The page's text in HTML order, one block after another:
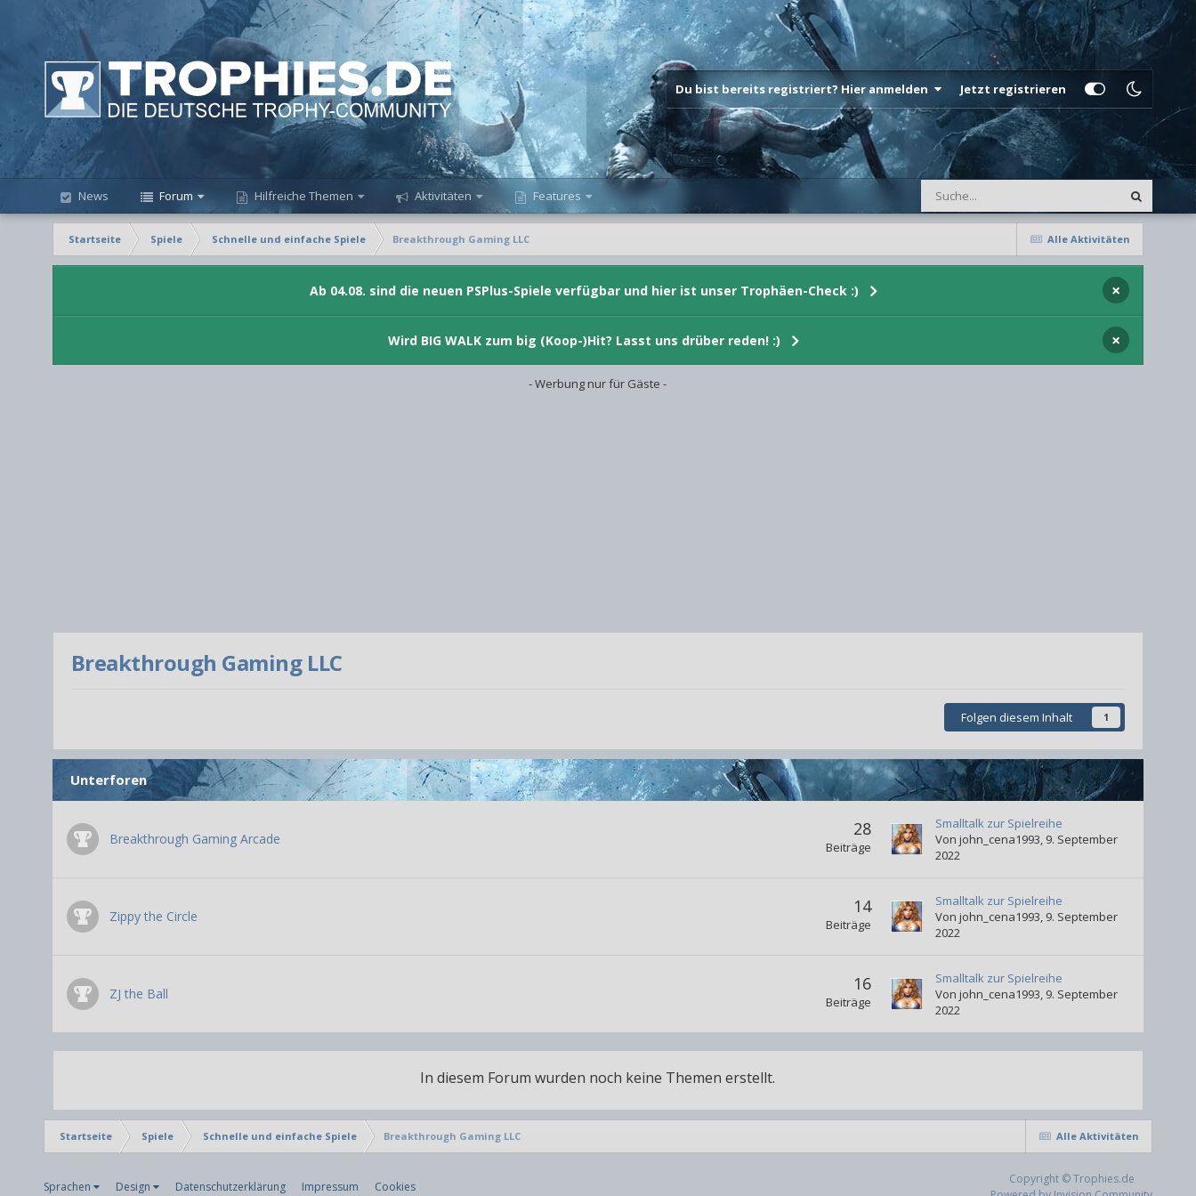
Du bist bereits registriert? Hier anmelden Jetzt registrieren
News Forum Hilfreiche Themen Aktivitäten Features
Alle Aktivitäten
Startseite Spiele Schnelle und einfache Spiele Breakthrough Gaming LLC
Ab 04.08. sind die neuen PSPlus-Spiele verfügbar und hier ist unser Trophäen-Check :) ×
Wird BIG WALK zum big (Koop-)Hit? Lasst uns drüber reden! :) ×
- Werbung nur für Gäste -
Breakthrough Gaming LLC
Folgen diesem Inhalt 1
Unterforen
Breakthrough Gaming Arcade 28
Beiträge
Smalltalk zur Spielreihe
Von john_cena1993, 9. September
2022
Zippy the Circle 14
Beiträge
Smalltalk zur Spielreihe
Von john_cena1993, 9. September
2022
ZJ the Ball 16
Beiträge
Smalltalk zur Spielreihe
Von john_cena1993, 9. September
2022
In diesem Forum wurden noch keine Themen erstellt.
Alle Aktivitäten
Startseite Spiele Schnelle und einfache Spiele Breakthrough Gaming LLC
Sprachen Design Datenschutzerklärung Impressum Cookies
Copyright © Trophies.de